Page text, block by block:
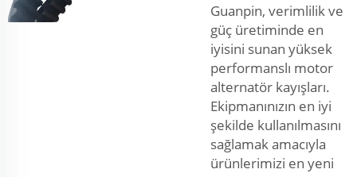
Guanpin, verimlilik ve
güç üretiminde en
iyisini sunan yüksek
performanslı motor
alternatör kayışları.
Ekipmanınızın en iyi
şekilde kullanılmasını
sağlamak amacıyla
ürünlerimizi en yeni